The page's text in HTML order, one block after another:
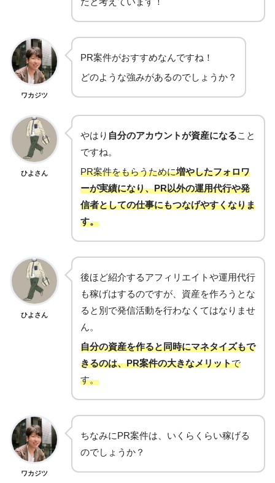
ワカジツ
PR案件がおすすめなんですね！
どのような強みがあるのでしょうか？
ひよさん
やはり 自分のアカウントが資産になること
ですね。
PR案件をもらうために増やしたフォロワ
ーが実績になり、PR以外の運用代行や発
信者としての仕事にもつなげやすくなりま
す。
ひよさん
後ほど紹介するアフィリエイトや運用代行
も稼げはするのですが、資産を作ろうとな
ると別で発信活動を行わなくてはなりませ
ん。
自分の資産を作ると同時にマネタイズもで
きるのは、PR案件の大きなメリットで
す。
ワカジツ
ちなみにPR案件は、いくらくらい稼げる
のでしょうか？